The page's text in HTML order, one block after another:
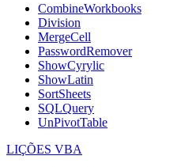
CombineWorkbooks
Division
MergeCell
PasswordRemover
ShowCyrylic
ShowLatin
SortSheets
SQLQuery
UnPivotTable
LIÇÕES VBA